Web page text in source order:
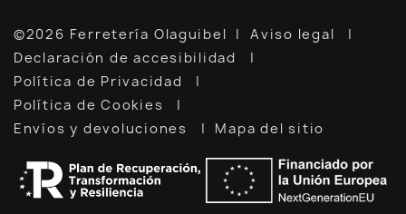
©2026 Ferretería Olaguibel
Aviso legal
Declaración de accesibilidad
Política de Privacidad
Política de Cookies
Envíos y devoluciones
Mapa del sitio